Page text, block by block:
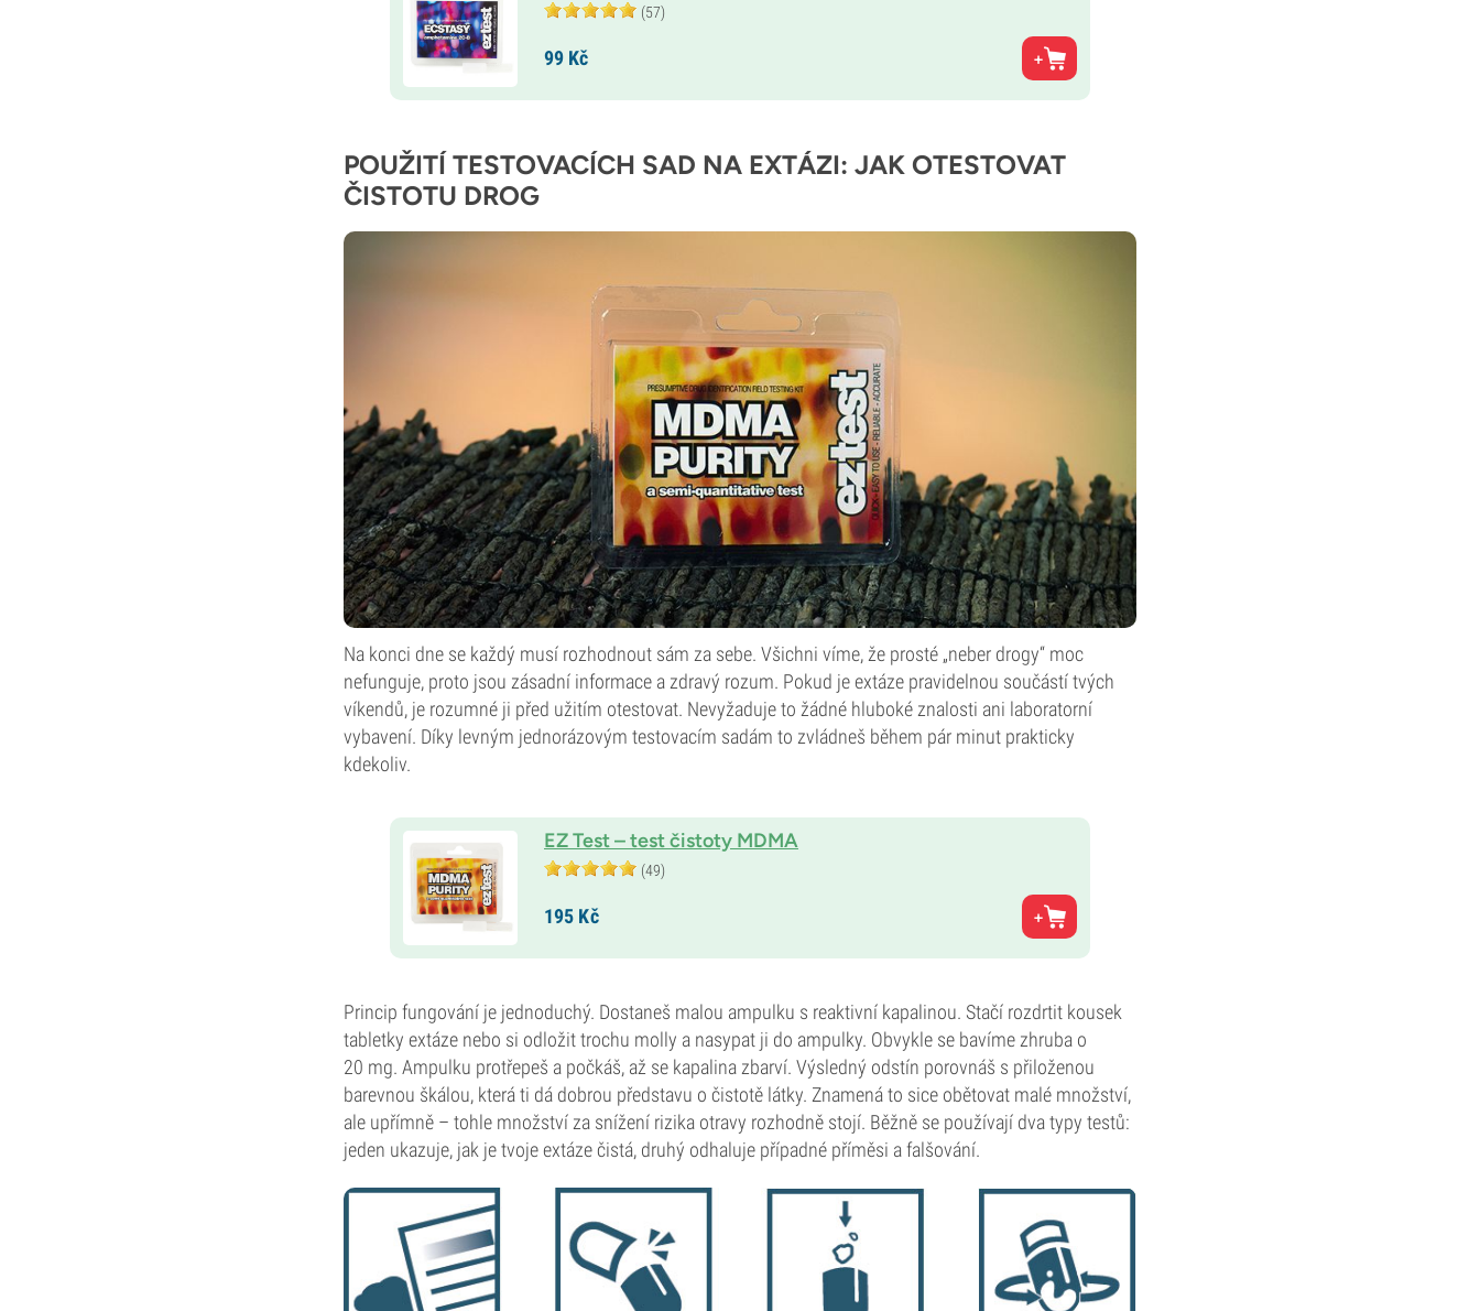
(57)
99 Kč
POUŽITÍ TESTOVACÍCH SAD NA EXTÁZI: JAK OTESTOVAT
ČISTOTU DROG
Na konci dne se každý musí rozhodnout sám za sebe. Všichni víme, že prosté „neber drogy“ moc
nefunguje, proto jsou zásadní informace a zdravý rozum. Pokud je extáze pravidelnou součástí tvých
víkendů, je rozumné ji před užitím otestovat. Nevyžaduje to žádné hluboké znalosti ani laboratorní
vybavení. Díky levným jednorázovým testovacím sadám to zvládneš během pár minut prakticky
kdekoliv.
EZ Test – test čistoty MDMA
(49)
195 Kč
Princip fungování je jednoduchý. Dostaneš malou ampulku s reaktivní kapalinou. Stačí rozdrtit kousek
tabletky extáze nebo si odložit trochu molly a nasypat ji do ampulky. Obvykle se bavíme zhruba o
20 mg. Ampulku protřepeš a počkáš, až se kapalina zbarví. Výsledný odstín porovnáš s přiloženou
barevnou škálou, která ti dá dobrou představu o čistotě látky. Znamená to sice obětovat malé množství,
ale upřímně – tohle množství za snížení rizika otravy rozhodně stojí. Běžně se používají dva typy testů:
jeden ukazuje, jak je tvoje extáze čistá, druhý odhaluje případné příměsi a falšování.